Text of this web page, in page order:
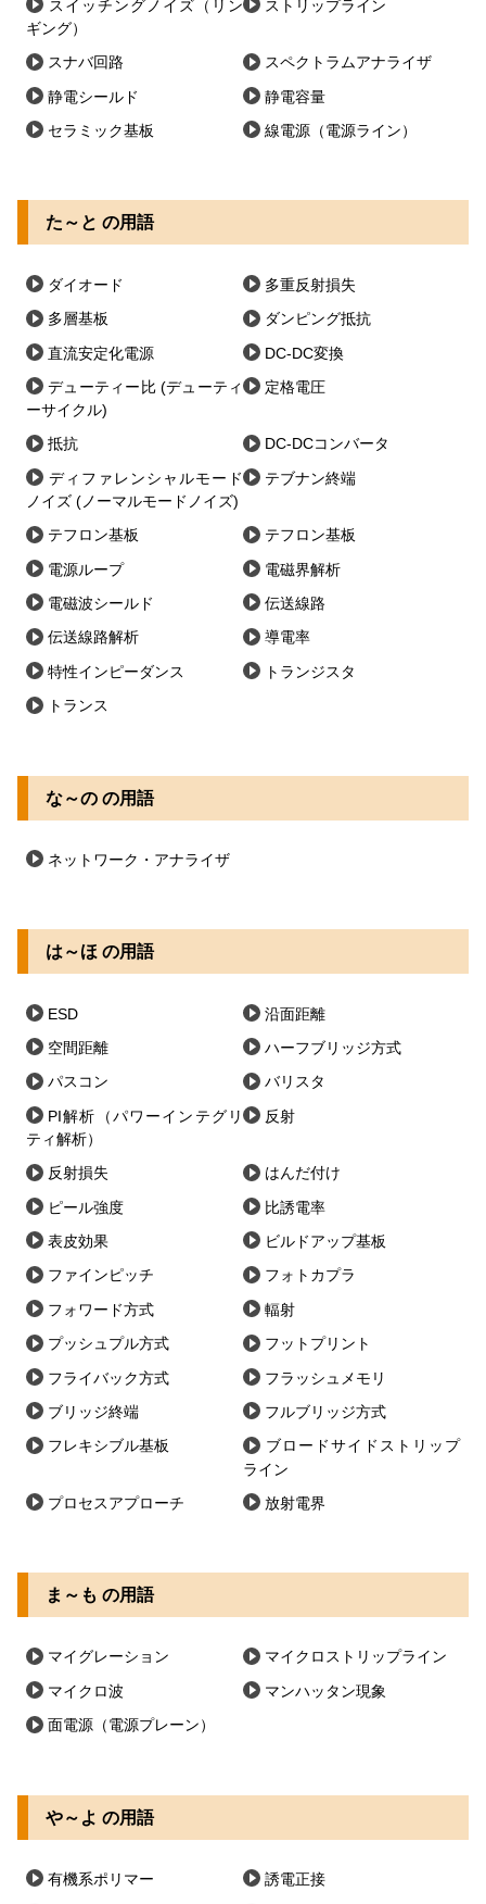
スイッチングノイズ（リン
ギング）
ストリップライン
スナバ回路 スペクトラムアナライザ
静電シールド 静電容量
セラミック基板 線電源（電源ライン）
た～と の用語
ダイオード 多重反射損失
多層基板 ダンピング抵抗
直流安定化電源 DC-DC変換
デューティー比 (デューティ
ーサイクル)
定格電圧
抵抗 DC-DCコンバータ
ディファレンシャルモード
ノイズ (ノーマルモードノイズ)
テブナン終端
テフロン基板 テフロン基板
電源ループ 電磁界解析
電磁波シールド 伝送線路
伝送線路解析 導電率
特性インピーダンス トランジスタ
トランス
な～の の用語
ネットワーク・アナライザ
は～ほ の用語
ESD 沿面距離
空間距離 ハーフブリッジ方式
パスコン バリスタ
PI解析（パワーインテグリ
ティ解析）
反射
反射損失 はんだ付け
ピール強度 比誘電率
表皮効果 ビルドアップ基板
ファインピッチ フォトカプラ
フォワード方式 輻射
プッシュプル方式 フットプリント
フライバック方式 フラッシュメモリ
ブリッジ終端 フルブリッジ方式
フレキシブル基板
ブロードサイドストリップ
ライン
プロセスアプローチ 放射電界
ま～も の用語
マイグレーション マイクロストリップライン
マイクロ波 マンハッタン現象
面電源（電源プレーン）
や～よ の用語
有機系ポリマー 誘電正接